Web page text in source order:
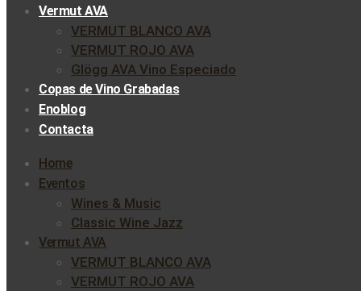
Vermut AVA
VERMUT BLANCO AVA
VERMUT ROJO AVA
Glögg AVA Vino Especiado
Copas de Vino Grabadas
Enoblog
Contacta
Home
Eventos
Wines & Music
Classic Wine Jazz
Vermut AVA
VERMUT BLANCO AVA
VERMUT ROJO AVA